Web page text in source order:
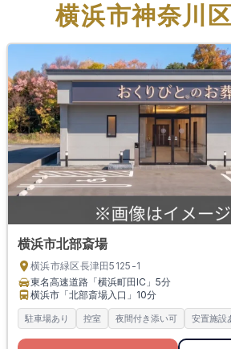
横浜市神奈川区
横浜市北部斎場
横浜市緑区長津田5125-1
東名高速道路「横浜町田IC」 5分
横浜市「北部斎場入口」 10分
駐車場あり 控室 夜間付き添い可 安置施設